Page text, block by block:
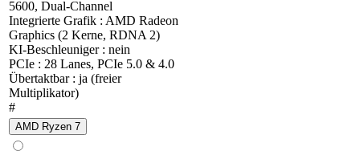
5600, Dual-Channel
Integrierte Grafik : AMD Radeon
Graphics (2 Kerne, RDNA 2)
KI-Beschleuniger : nein
PCIe : 28 Lanes, PCIe 5.0 & 4.0
Übertaktbar : ja (freier
Multiplikator)
#
AMD Ryzen 7